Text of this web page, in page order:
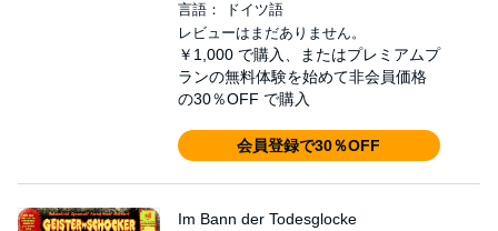
言語： ドイツ語
レビューはまだありません。
￥1,000 で購入、またはプレミアムプ
ランの無料体験を始めて非会員価格
の30％OFF で購入
会員登録で30％OFF
Im Bann der Todesglocke